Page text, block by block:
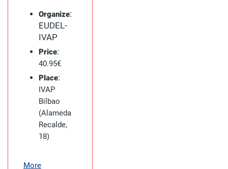
Organize:
EUDEL-
IVAP
Price:
40.95€
Place:
IVAP
Bilbao
(Alameda
Recalde,
18)
More